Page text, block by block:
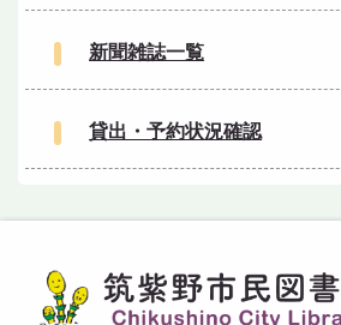
新聞雑誌一覧
貸出・予約状況確認